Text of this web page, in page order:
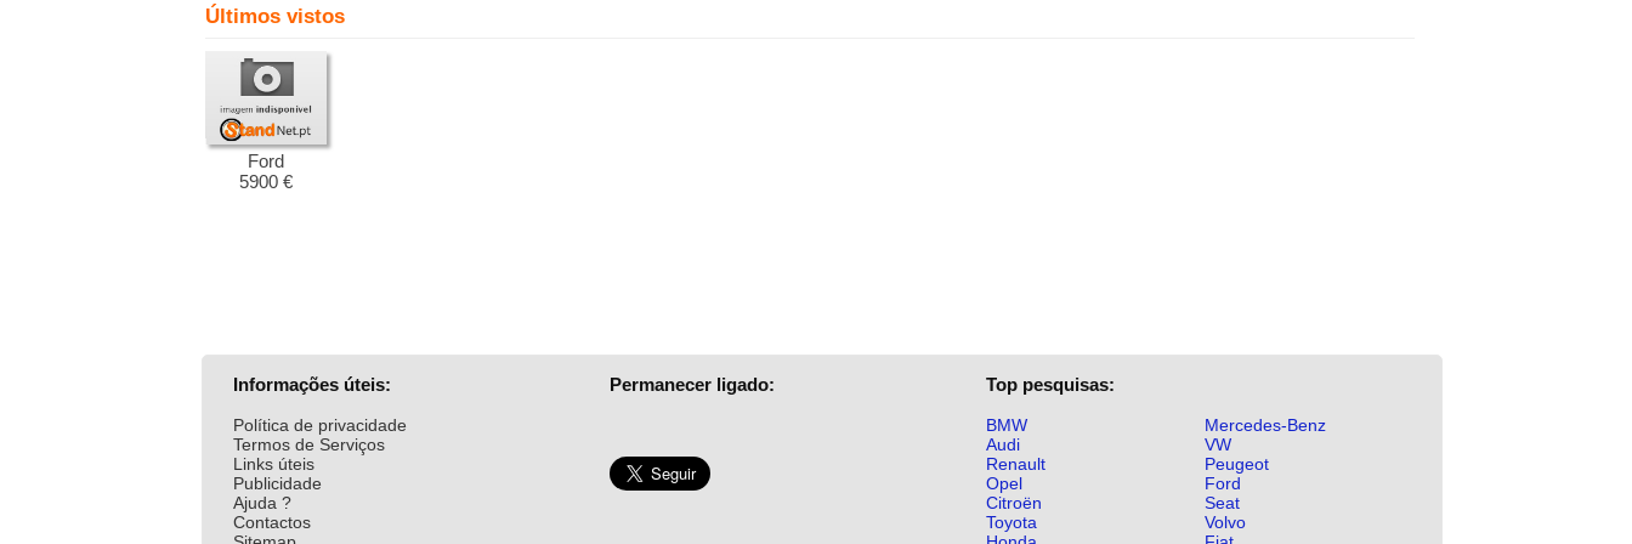
Últimos vistos
Ford
5900 €
Informações úteis:
Política de privacidade
Termos de Serviços
Links úteis
Publicidade
Ajuda ?
Contactos
Permanecer ligado: Top pesquisas:
BMW
Mercedes-Benz
Audi
VW
Renault
Peugeot
Opel
Ford
Citroën
Seat
Toyota
Volvo